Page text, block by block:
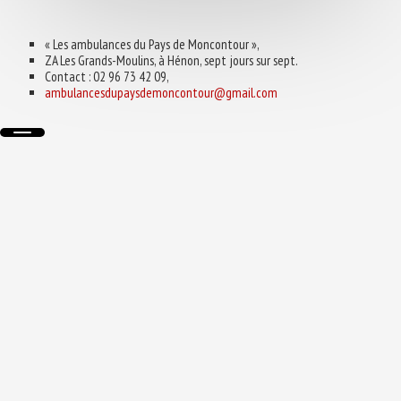
« Les ambulances du Pays de Moncontour »,
ZA Les Grands-Moulins, à Hénon, sept jours sur sept.
Contact : 02 96 73 42 09,
ambulancesdupaysdemoncontour@gmail.com